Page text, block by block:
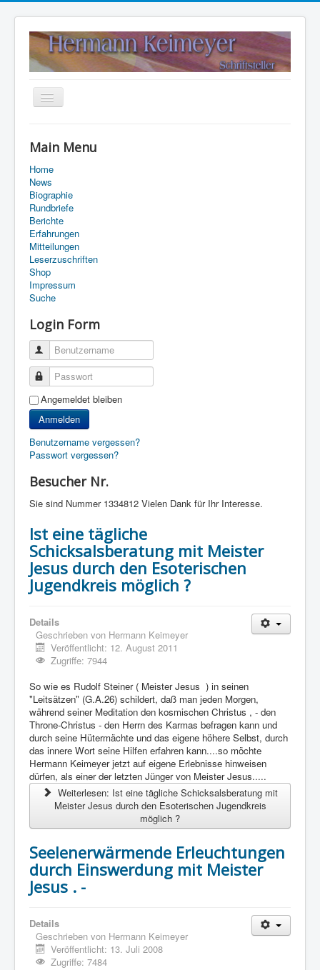
Navigation
Suche
Main Menu
Home
News
Biographie
Rundbriefe
Berichte
Erfahrungen
Mitteilungen
Leserzuschriften
Shop
Impressum
Suche
Login Form
Benutzername
Passwort
Angemeldet bleiben
Anmelden
Benutzername vergessen?
Passwort vergessen?
Besucher Nr.
Sie sind Nummer 1334812 Vielen Dank für Ihr Interesse.
Ist eine tägliche
Schicksalsberatung mit Meister
Jesus durch den Esoterischen
Jugendkreis möglich ?
Details
Geschrieben von Hermann Keimeyer
Veröffentlicht: 12. August 2011
Zugriffe: 7944
So wie es Rudolf Steiner ( Meister Jesus ) in seinen
"Leitsätzen" (G.A.26) schildert, daß man jeden Morgen,
während seiner Meditation den kosmischen Christus , - den
Throne-Christus - den Herrn des Karmas befragen kann und
durch seine Hütermächte und das eigene höhere Selbst, durch
das innere Wort seine Hilfen erfahren kann....so möchte
Hermann Keimeyer jetzt auf eigene Erlebnisse hinweisen
dürfen, als einer der letzten Jünger von Meister Jesus.....
Weiterlesen: Ist eine tägliche Schicksalsberatung mit
Meister Jesus durch den Esoterischen Jugendkreis
möglich ?
Seelenerwärmende Erleuchtungen
durch Einswerdung mit Meister
Jesus . -
Details
Geschrieben von Hermann Keimeyer
Veröffentlicht: 13. Juli 2008
Zugriffe: 7484